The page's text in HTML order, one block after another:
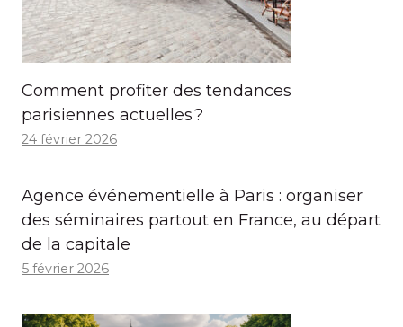
Comment profiter des tendances
parisiennes actuelles ?
24 février 2026
Agence événementielle à Paris : organiser
des séminaires partout en France, au départ
de la capitale
5 février 2026